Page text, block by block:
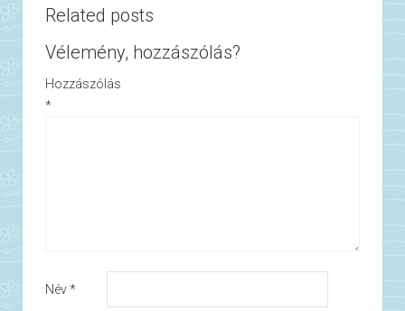
Related posts
Vélemény, hozzászólás?
Hozzászólás
*
Név*